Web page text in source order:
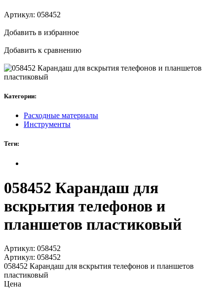
Артикул: 058452
Добавить в избранное
Добавить к сравнению
Категории:
Расходные материалы
Инструменты
Теги:
058452 Карандаш для
вскрытия телефонов и
планшетов пластиковый
Артикул: 058452
Артикул: 058452
058452 Карандаш для вскрытия телефонов и планшетов
пластиковый
Цена